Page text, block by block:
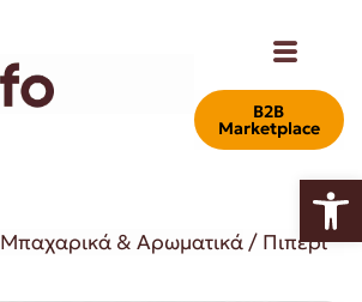
Β2Β
Marketplace
Μπαχαρικά & Αρωματικά/ Πιπέρι